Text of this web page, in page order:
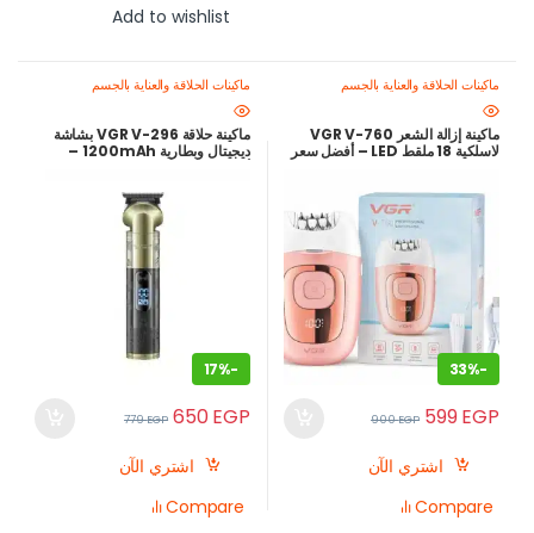
Add to wishlist
ماكينات الحلاقة والعناية بالجسم
ماكينة إزالة الشعر VGR V-760
لاسلكية 18 ملقط LED – أفضل سعر
-
33%
599EGP
900EGP
اشتري الآن
Compare
ماكينات الحلاقة والعناية بالجسم
ماكينة حلاقة VGR V-296 بشاشة
ديجيتال وبطارية 1200mAh –
-
17%
650EGP
779EGP
اشتري الآن
Compare